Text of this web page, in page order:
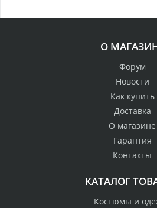
О
Форум
Новости
Как купить
Доставка
О магазине
Гарантия
Контакты
КАТАЛОГ
Костюмы и